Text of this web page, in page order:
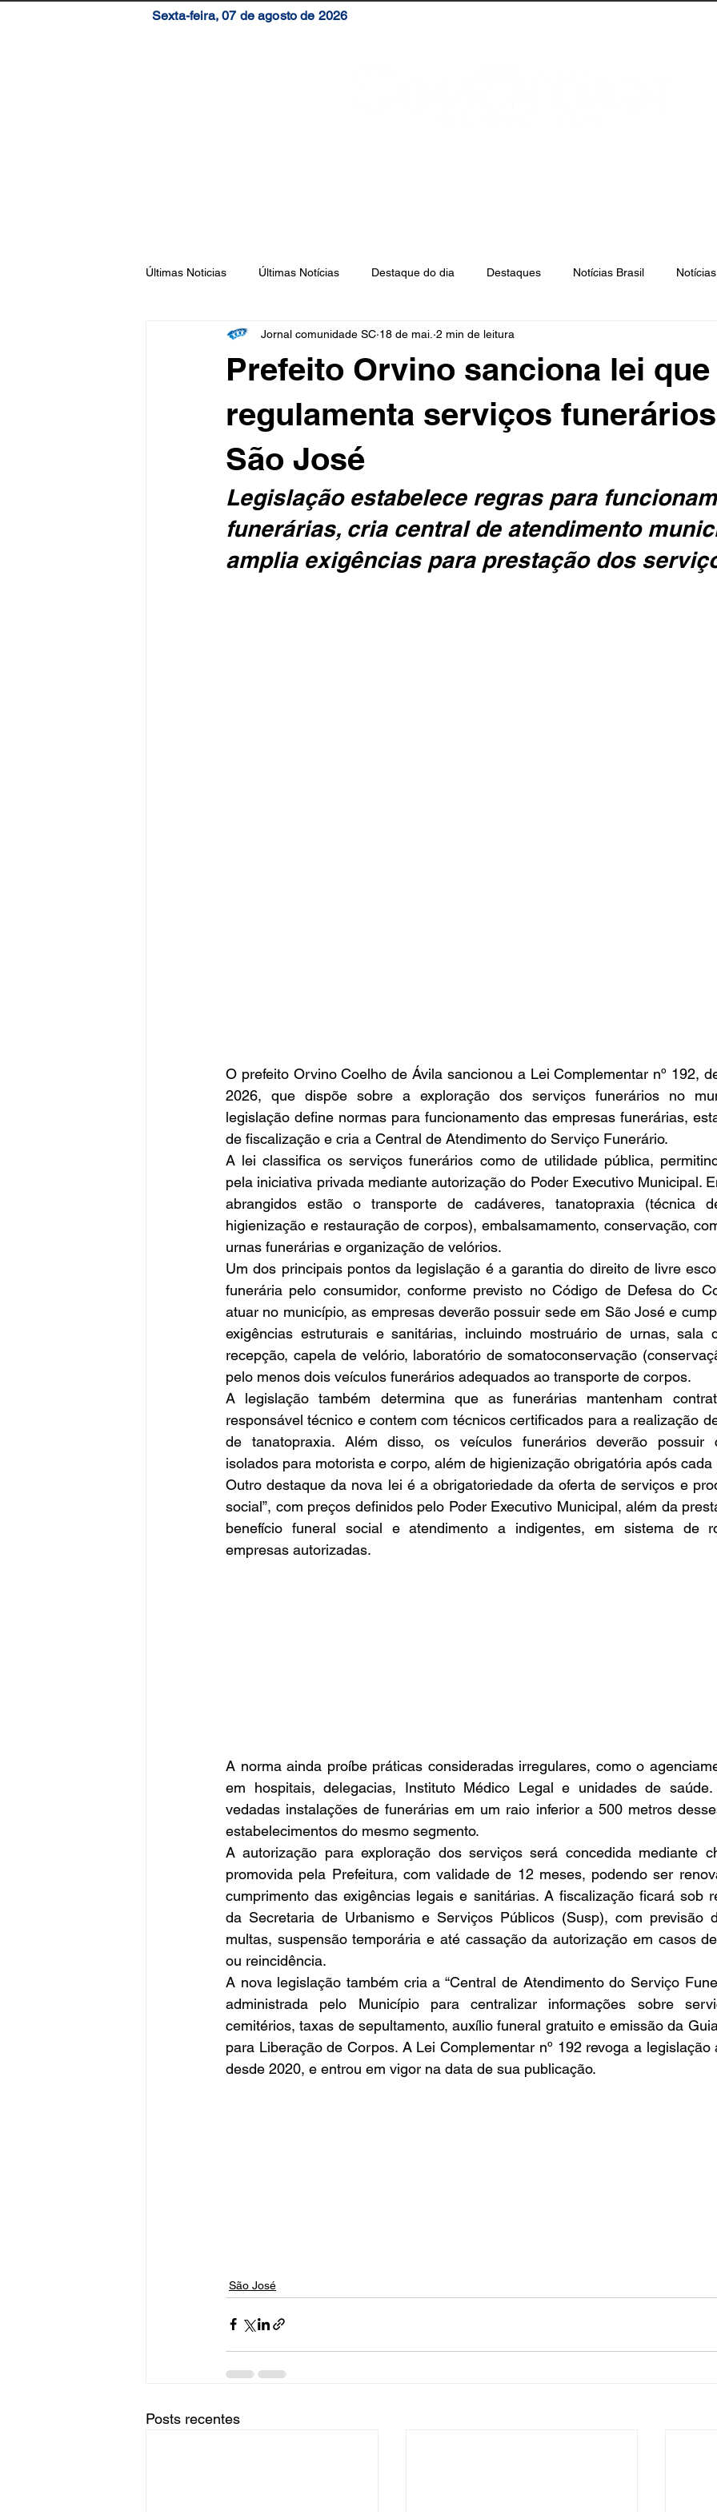
Sexta-feira, 07 de agosto de 2026
Últimas Noticias Últimas Notícias Destaque do dia Destaques Notícias Brasil
Florianópolis São José Biguaçu Palhoça
Prefeito Orvino sanciona lei que
regulamenta serviços
São José
Jornal comunidade SC 18 de mai. 2 min de leitura
Legislação estabelece regras para
funerárias, cria central de atendimento
amplia exigências para prestação dos
O prefeito Orvino Coelho de Ávila sancionou a Lei Complementar nº 192,
2026, que dispõe sobre a exploração dos serviços funerários no
legislação define normas para funcionamento das empresas funerárias,
de fiscalização e cria a Central de Atendimento do Serviço Funerário.
A lei classifica os serviços funerários como de utilidade pública,
pela iniciativa privada mediante autorização do Poder Executivo Municipal.
abrangidos estão o transporte de cadáveres, tanatopraxia (técnica
higienização e restauração de corpos), embalsamamento, conservação,
urnas funerárias e organização de velórios.
Um dos principais pontos da legislação é a garantia do direito de livre
funerária pelo consumidor, conforme previsto no Código de Defesa do
atuar no município, as empresas deverão possuir sede em São José e
exigências estruturais e sanitárias, incluindo mostruário de urnas, sala
recepção, capela de velório, laboratório de somatoconservação
pelo menos dois veículos funerários adequados ao transporte de corpos.
A legislação também determina que as funerárias mantenham
responsável técnico e contem com técnicos certificados para a realização
de tanatopraxia. Além disso, os veículos funerários deverão possuir
isolados para motorista e corpo, além de higienização obrigatória após cada
Outro destaque da nova lei é a obrigatoriedade da oferta de serviços e
social”, com preços definidos pelo Poder Executivo Municipal, além da
benefício funeral social e atendimento a indigentes, em sistema de
empresas autorizadas.
A norma ainda proíbe práticas consideradas irregulares, como o
em hospitais, delegacias, Instituto Médico Legal e unidades de saúde.
vedadas instalações de funerárias em um raio inferior a 500 metros
estabelecimentos do mesmo segmento.
A autorização para exploração dos serviços será concedida mediante
promovida pela Prefeitura, com validade de 12 meses, podendo ser
cumprimento das exigências legais e sanitárias. A fiscalização ficará sob
da Secretaria de Urbanismo e Serviços Públicos (Susp), com previsão
multas, suspensão temporária e até cassação da autorização em casos
ou reincidência.
A nova legislação também cria a “Central de Atendimento do Serviço
administrada pelo Município para centralizar informações sobre
cemitérios, taxas de sepultamento, auxílio funeral gratuito e emissão da
para Liberação de Corpos. A Lei Complementar nº 192 revoga a legislação
desde 2020, e entrou em vigor na data de sua publicação.
São José
Posts recentes